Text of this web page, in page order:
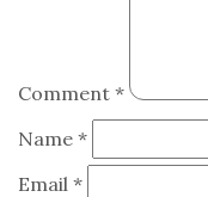
Comment *
Name *
Email *